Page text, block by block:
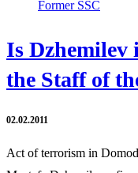
Is Dzhemilev
the Staff of
02.02.2011
Act of terrorism in